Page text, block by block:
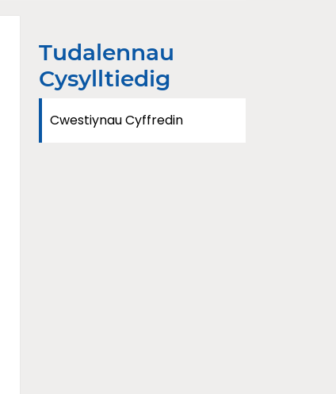
Tudalennau
Cysylltiedig
Cwestiynau Cyffredin